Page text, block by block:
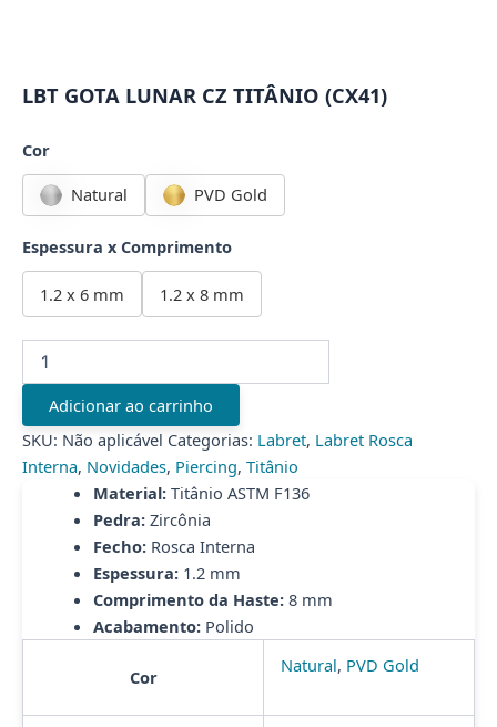
LBT GOTA LUNAR CZ TITÂNIO (CX41)
Cor
Natural PVD Gold
Espessura x Comprimento
1.2 x 6 mm 1.2 x 8 mm
GOTA
LUNAR
TITÂNIO
(CX41)
quantidade
Adicionar ao carrinho
SKU: Não aplicável Categorias: Labret, Labret Rosca
Interna, Novidades, Piercing, Titânio
Material:Titânio ASTM F136
Pedra:Zircônia
Fecho:Rosca Interna
Espessura:1.2 mm
Comprimento da Haste:8 mm
Acabamento:Polido
Cor
Natural, PVD Gold